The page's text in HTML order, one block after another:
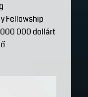
Fellowship
000 000 dollárt